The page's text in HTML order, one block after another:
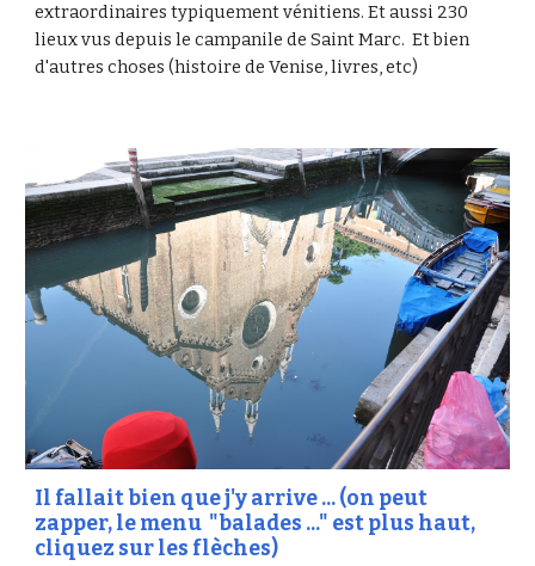
extraordinaires typiquement vénitiens. Et aussi 230
lieux vus depuis le campanile de Saint Marc. Et bien
d'autres choses (histoire de Venise, livres, etc)
Il fallait bien que j'y arrive ... (on peut
zapper, le menu "balades ..." est plus haut,
cliquez sur les flèches)